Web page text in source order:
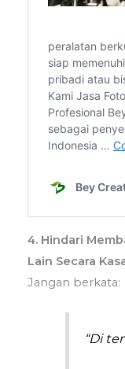
4. Hindari
Lain Secara
Jangan berkata:
“Di